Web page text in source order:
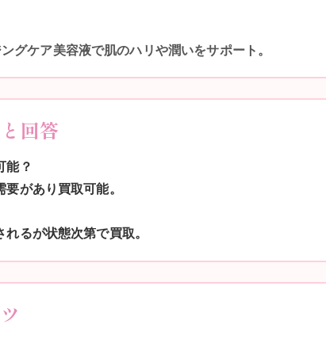
グケア美容液で肌のハリや潤いをサポート。
回答
能？
があり買取可能。
るが状態次第で買取。